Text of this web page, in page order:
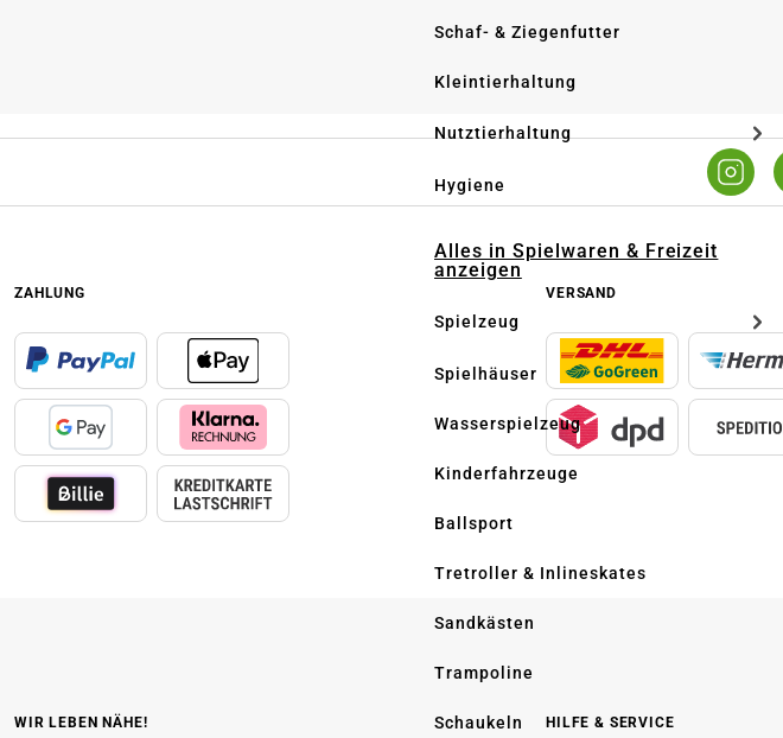
Schaf- & Ziegenfutter
Kleintierhaltung
Nutztierhaltung
Hygiene
Alles in Spielwaren & Freizeit
anzeigen
Spielzeug
Spielhäuser
Wasserspielzeug
Kinderfahrzeuge
Ballsport
Tretroller & Inlineskates
Sandkästen
Trampoline
Schaukeln
ZAHLUNG VERSAND
WIR LEBEN NÄHE! HILFE & SERVICE